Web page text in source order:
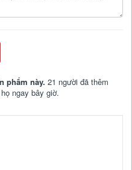
phẩm này. 21 người đã thêm
ngay bây giờ.